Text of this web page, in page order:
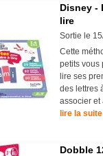
Disney -
lire
Sortie le
Cette
petits vous
lire ses
des lettres
associer et
lire la suite
Dobble